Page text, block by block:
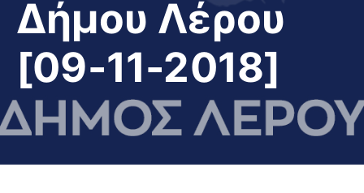
Δήμου Λέρου
[09-11-2018]